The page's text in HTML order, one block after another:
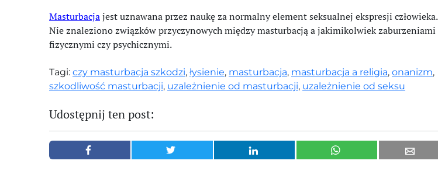
Masturbacjajest uznawana przez naukę za normalny element seksualnej ekspresji człowieka.
Nie znaleziono związków przyczynowych między masturbacją a jakimikolwiek zaburzeniami
fizycznymi czy psychicznymi.
Tagi: czy masturbacja szkodzi, łysienie, masturbacja, masturbacja a religia, onanizm,
szkodliwość masturbacji, uzależnienie od masturbacji, uzależnienie od seksu
Udostępnij ten post: